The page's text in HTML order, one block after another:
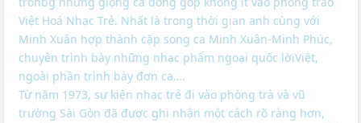
Việt Hoá Nhạc Trẻ. Nhất là trong thời gian anh cùng với
Minh Xuân hợp thành cặp song ca Minh Xuân-Minh Phúc,
chuyên trình bày những nhạc phẩm ngoại quốc lờiViệt,
ngoài phần trình bày đơn ca….
Từ năm 1973, sự kiện nhạc trẻ đi vào phòng trà và vũ
trường Sài Gòn đã được ghi nhận một cách rõ ràng hơn,